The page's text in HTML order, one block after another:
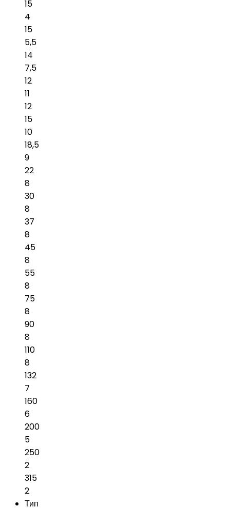
15
4
15
5,5
14
7,5
12
11
12
15
10
18,5
9
22
8
30
8
37
8
45
8
55
8
75
8
90
8
110
8
132
7
160
6
200
5
250
2
315
2
Тип